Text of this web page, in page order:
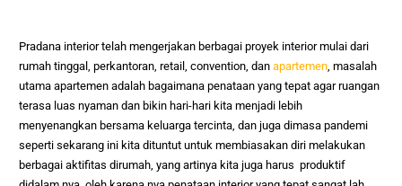
Pradana interior telah mengerjakan berbagai proyek interior mulai dari
rumah tinggal, perkantoran, retail, convention, danapartemen, masalah
utama apartemen adalah bagaimana penataan yang tepat agar ruangan
terasa luas nyaman dan bikin hari-hari kita menjadi lebih
menyenangkan bersama keluarga tercinta, dan juga dimasa pandemi
seperti sekarang ini kita dituntut untuk membiasakan diri melakukan
berbagai aktifitas dirumah, yang artinya kita juga harus produktif